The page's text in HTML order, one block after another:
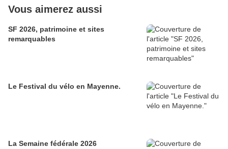
Vous aimerez aussi
SF 2026, patrimoine et sites
remarquables
Le Festival du vélo en Mayenne.
La Semaine fédérale 2026